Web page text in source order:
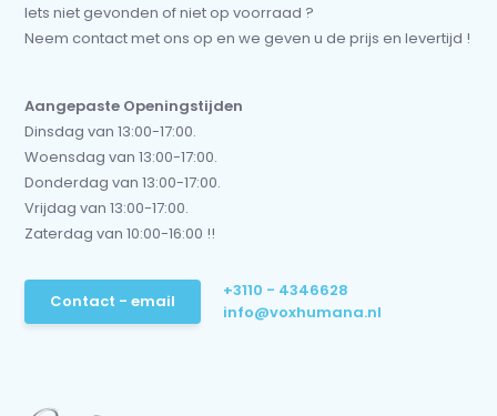
Iets niet gevonden of niet op voorraad ?
Neem contact met ons op en we geven u de prijs en levertijd !
Aangepaste Openingstijden
Dinsdag van 13:00-17:00.
Woensdag van 13:00-17:00.
Donderdag van 13:00-17:00.
Vrijdag van 13:00-17:00.
Zaterdag van 10:00-16:00 !!
Contact - email
+3110 - 4346628
info@voxhumana.nl